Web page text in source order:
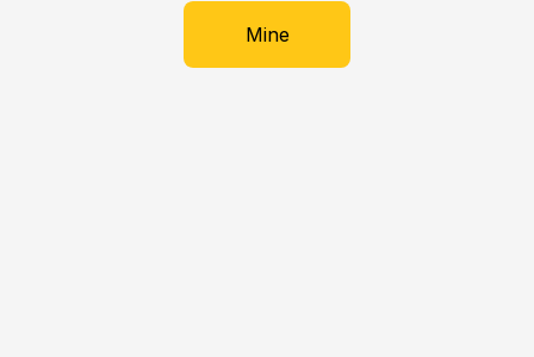
Mine